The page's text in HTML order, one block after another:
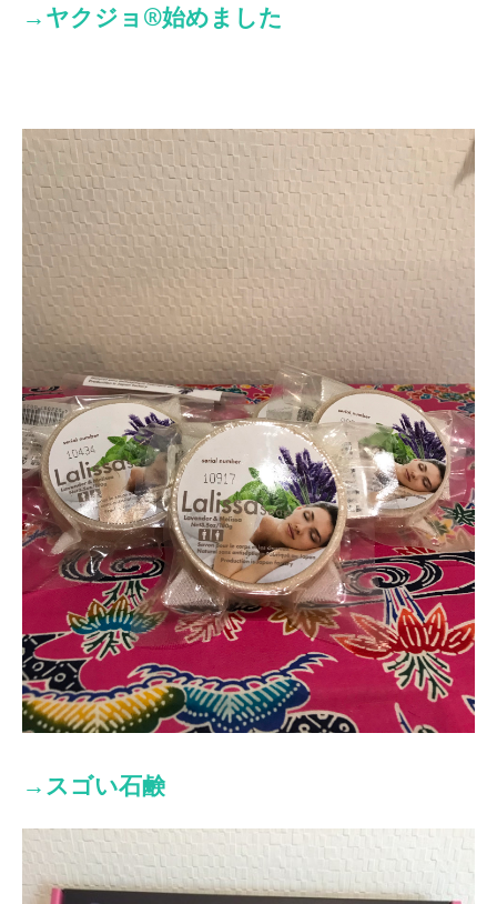
→ヤクジョ®︎始めました
→スゴい石鹸